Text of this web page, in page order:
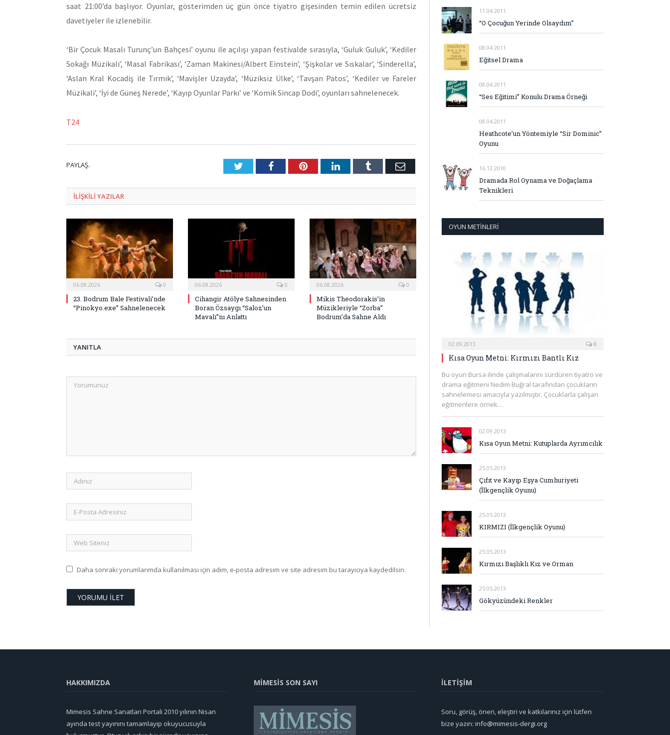
saat 21:00’da başlıyor. Oyunlar, gösterimden üç gün önce tiyatro gişesinden temin edilen ücretsiz
davetiyeler ile izlenebilir.
‘Bir Çocuk Masalı Turunç’un Bahçesi’ oyunu ile açılışı yapan festivalde sırasıyla, ‘Guluk Guluk’, ‘Kediler
Sokağı Müzikali’, ‘Masal Fabrikası’, ‘Zaman Makinesi/Albert Einstein’, ‘Şişkolar ve Sıskalar’, ‘Sinderella’,
‘Aslan Kral Kocadiş ile Tırmık’, ‘Mavişler Uzayda’, ‘Müziksiz Ülke’, ‘Tavşan Patos’, ‘Kediler ve Fareler
Müzikali’, ‘İyi de Güneş Nerede’, ‘Kayıp Oyunlar Parkı’ ve ‘Komik Sincap Dodi’, oyunları sahnelenecek.
T24
PAYLAŞ. TwitterFacebookPinterestLinkedInTumblr E-
ILIŞKILI YAZILAR
06.08.2026 0
23. Bodrum Bale Festivali’nde
“Pinokyo.exe” Sahnelenecek
06.08.2026 0
Cihangir Atölye Sahnesinden
Boran Özsaygı “Saloz’un
Mavalı”nı Anlattı
06.08.2026 0
Mikis Theodorakis’in
Müzikleriyle “Zorba”
Bodrum’da Sahne Aldı
YANITLA
Daha sonraki yorumlarımda kullanılması için adım, e-posta adresim ve site adresim bu tarayıcıya kaydedilsin.
11.04.2011
“O Çocuğun Yerinde Olsaydım”
08.04.2011
Eğitsel Drama
08.04.2011
“Ses Eğitimi” Konulu Drama Örneği
08.04.2011
Heathcote’un Yöntemiyle “Sir Dominic”
Oyunu
16.12.2010
Dramada Rol Oynama ve Doğaçlama
Teknikleri
OYUN METINLERI
02.09.2013 8
Kısa Oyun Metni: Kırmızı Bantlı Kız
Bu oyun Bursa ilinde çalışmalarını sürdüren tiyatro ve
drama eğitmeni Nedim Buğral tarafından çocukların
sahnelemesi amacıyla yazılmıştır. Çocuklarla çalışan
eğitmenlere örnek…
02.09.2013
Kısa Oyun Metni: Kutuplarda Ayrımcılık
25.05.2013
Çıfıt ve Kayıp Eşya Cumhuriyeti
(İlkgençlik Oyunu)
25.05.2013
KIRMIZI (İlkgençlik Oyunu)
25.05.2013
Kırmızı Başlıklı Kız ve Orman
25.05.2013
Gökyüzündeki Renkler
HAKKIMIZDA
Mimesis Sahne Sanatları Portali 2010 yılının Nisan
ayında test yayınını tamamlayıp okuyucusuyla
MİMESİS SON SAYI İLETİŞİM
Soru, görüş, öneri, eleştiri ve katkılarınız için lütfen
bize yazın: info@mimesis-dergi.org